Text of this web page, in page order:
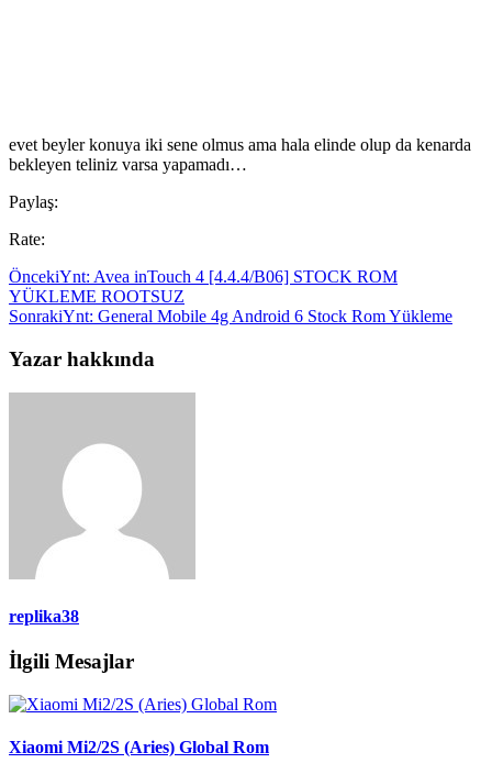
evet beyler konuya iki sene olmus ama hala elinde olup da kenarda
bekleyen teliniz varsa yapamadı…
Paylaş:
Rate:
ÖncekiYnt: Avea inTouch 4 [4.4.4/B06] STOCK ROM
YÜKLEME ROOTSUZ
SonrakiYnt: General Mobile 4g Android 6 Stock Rom Yükleme
Yazar hakkında
replika38
İlgili Mesajlar
Xiaomi Mi2/2S (Aries) Global Rom